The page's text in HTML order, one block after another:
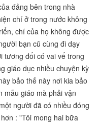
đảng bên trong nhà
chí ở trong nước không
chí của họ không được
bạn cũ cùng đi dạy
tương đối có vai vế trong
giáo dục nhiều chuyện kỳ
bảo thế này nơi kia bảo
mẫu giáo mà phải vận
người đã có nhiều đóng
: "Tôi mong hai bữa